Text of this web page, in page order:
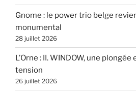
Gnome : le power trio belge
monumental
28 juillet 2026
L’Orne : II. WINDOW, une
tension
26 juillet 2026